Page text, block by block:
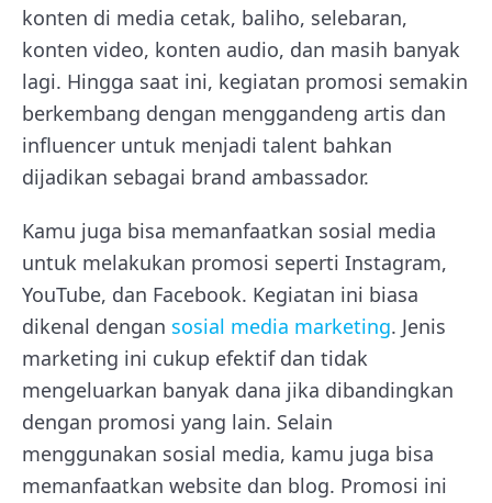
konten di media cetak, baliho, selebaran,
konten video, konten audio, dan masih banyak
lagi. Hingga saat ini, kegiatan promosi semakin
berkembang dengan menggandeng artis dan
influencer untuk menjadi talent bahkan
dijadikan sebagai brand ambassador.
Kamu juga bisa memanfaatkan sosial media
untuk melakukan promosi seperti Instagram,
YouTube, dan Facebook. Kegiatan ini biasa
dikenal dengan sosial media marketing. Jenis
marketing ini cukup efektif dan tidak
mengeluarkan banyak dana jika dibandingkan
dengan promosi yang lain. Selain
menggunakan sosial media, kamu juga bisa
memanfaatkan website dan blog. Promosi ini